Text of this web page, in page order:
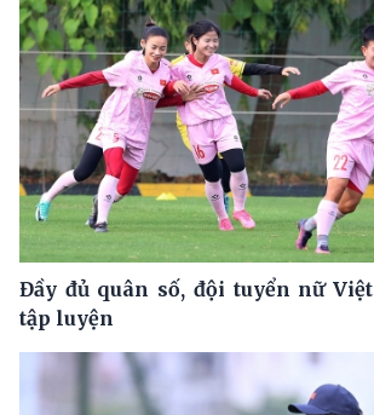
Đầy đủ quân số, đội tuyển nữ
tập luyện